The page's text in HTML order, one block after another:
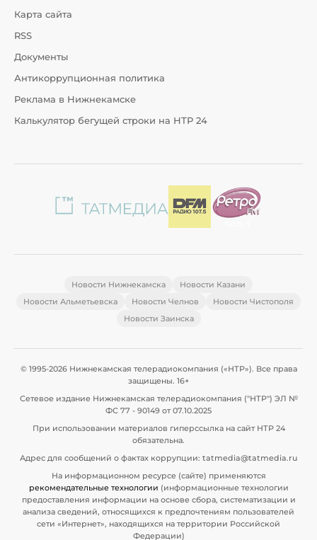
Карта сайта
RSS
Документы
Антикоррупционная политика
Реклама в Нижнекамске
Калькулятор бегущей строки на НТР 24
Новости Нижнекамска
Новости Казани
Новости Альметьевска
Новости Челнов
Новости Чистополя
Новости Заинска
© 1995-2026 Нижнекамская телерадиокомпания («НТР»). Все права
защищены. 16+
Сетевое издание Нижнекамская телерадиокомпания ("НТР") ЭЛ №
ФС 77 - 90149 от 07.10.2025
При использовании материалов гиперссылка на сайт НТР 24
обязательна.
Адрес для сообщений о фактах коррупции: tatmedia@tatmedia.ru
На информационном ресурсе (сайте) применяются
рекомендательные технологии (информационные технологии
предоставления информации на основе сбора, систематизации и
анализа сведений, относящихся к предпочтениям пользователей
сети «Интернет», находящихся на территории Российской
Федерации)